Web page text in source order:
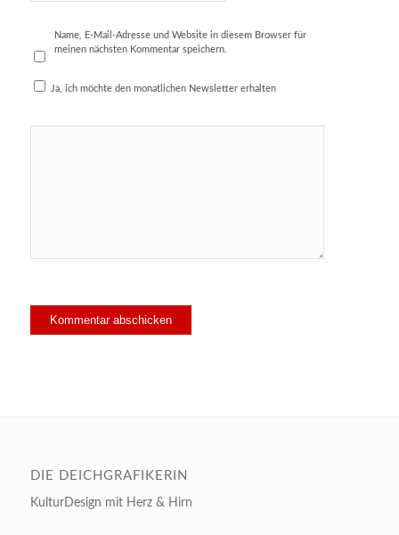
Name, E-Mail-Adresse und Website in diesem Browser für
meinen nächsten Kommentar speichern.
Ja, ich möchte den monatlichen Newsletter erhalten
DIE DEICHGRAFIKERIN
KulturDesign mit Herz & Hirn